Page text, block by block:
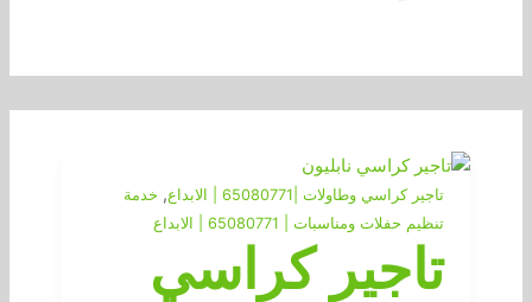
تاجير كراسي وطاولات |65080771 | الابداع , خدمة
تنظيم حفلات ومناسبات | 65080771 | الابداع
تاجير كراسي